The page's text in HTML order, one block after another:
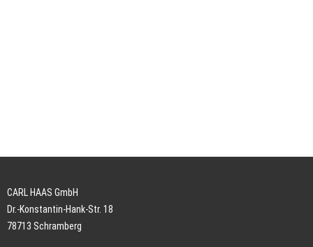
CARL HAAS GmbH
Dr.-Konstantin-Hank-Str. 18
78713 Schramberg